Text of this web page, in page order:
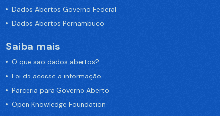
Dados Abertos Governo Federal
Dados Abertos Pernambuco
Saiba mais
O que são dados abertos?
Lei de acesso a informação
Parceria para Governo Aberto
Open Knowledge Foundation